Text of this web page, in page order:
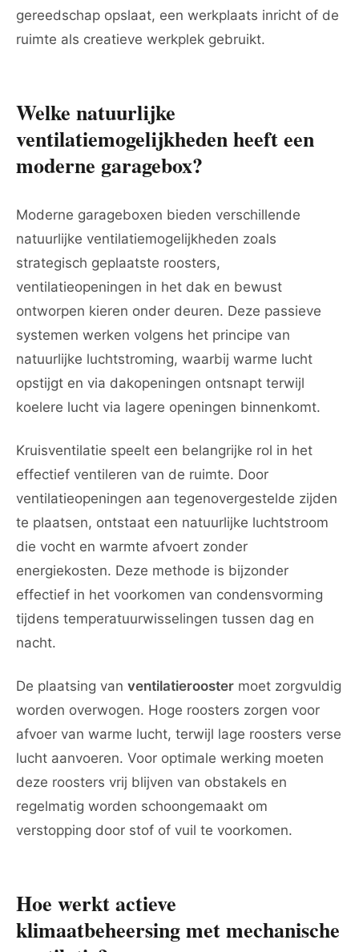
gereedschap opslaat, een werkplaats inricht of de
ruimte als creatieve werkplek gebruikt.
Welke natuurlijke
ventilatiemogelijkheden heeft een
moderne garagebox?
Moderne garageboxen bieden verschillende
natuurlijke ventilatiemogelijkheden zoals
strategisch geplaatste roosters,
ventilatieopeningen in het dak en bewust
ontworpen kieren onder deuren. Deze passieve
systemen werken volgens het principe van
natuurlijke luchtstroming, waarbij warme lucht
opstijgt en via dakopeningen ontsnapt terwijl
koelere lucht via lagere openingen binnenkomt.
Kruisventilatie speelt een belangrijke rol in het
effectief ventileren van de ruimte. Door
ventilatieopeningen aan tegenovergestelde zijden
te plaatsen, ontstaat een natuurlijke luchtstroom
die vocht en warmte afvoert zonder
energiekosten. Deze methode is bijzonder
effectief in het voorkomen van condensvorming
tijdens temperatuurwisselingen tussen dag en
nacht.
De plaatsing van ventilatierooster moet zorgvuldig
worden overwogen. Hoge roosters zorgen voor
afvoer van warme lucht, terwijl lage roosters verse
lucht aanvoeren. Voor optimale werking moeten
deze roosters vrij blijven van obstakels en
regelmatig worden schoongemaakt om
verstopping door stof of vuil te voorkomen.
Hoe werkt actieve
klimaatbeheersing met mechanische